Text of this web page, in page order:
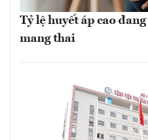
Tỷ lệ huyết áp cao
mang thai